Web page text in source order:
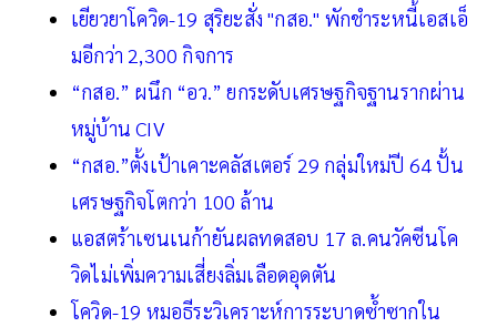
เยียวยาโควิด-19 สุริยะสั่ง "กสอ." พักชำระหนี้เอสเอ็
มอีกว่า 2,300 กิจการ
“กสอ.” ผนึก “อว.” ยกระดับเศรษฐกิจฐานรากผ่าน
หมู่บ้าน CIV
“กสอ.”ตั้งเป้าเคาะคลัสเตอร์ 29 กลุ่มใหม่ปี 64 ปั้น
เศรษฐกิจโตกว่า 100 ล้าน
แอสตร้าเซนเนก้ายันผลทดสอบ 17 ล.คนวัคซีนโค
วิดไม่เพิ่มความเสี่ยงลิ่มเลือดอุดตัน
โควิด-19 หมอธีระวิเคราะห์การระบาดซ้ำซากใน